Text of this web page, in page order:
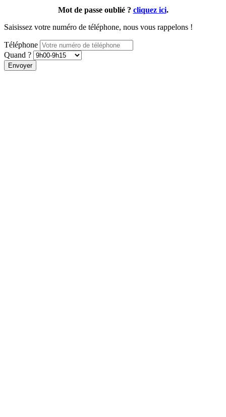
Mot de passe oublié ? cliquez ici.
Saisissez votre numéro de téléphone, nous vous rappelons !
Téléphone
Quand ?
Envoyer